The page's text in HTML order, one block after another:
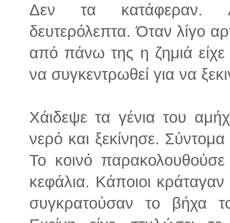
Δεν τα κατάφεραν.
δευτερόλεπτα. Όταν λίγο
από πάνω της η ζημιά
να συγκεντρωθεί για να
Χάιδεψε τα γένια του
νερό και ξεκίνησε.
Το κοινό
κεφάλια. Κάποιοι
συγκρατούσαν το βήχα